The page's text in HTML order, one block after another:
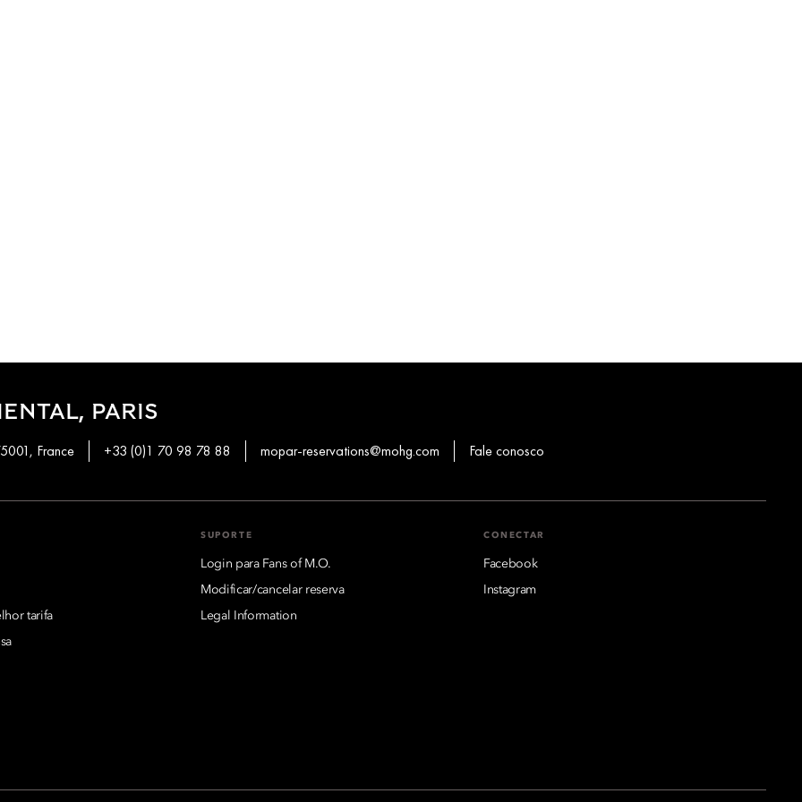
PARIS
France +33 (0)1 70 98 78 88 mopar-reservations@mohg.com Fale conosco
tarifa
SUPORTE
Login para Fans of M.O.
Modificar/cancelar reserva
Legal Information
CONECTAR
Facebook
Instagram